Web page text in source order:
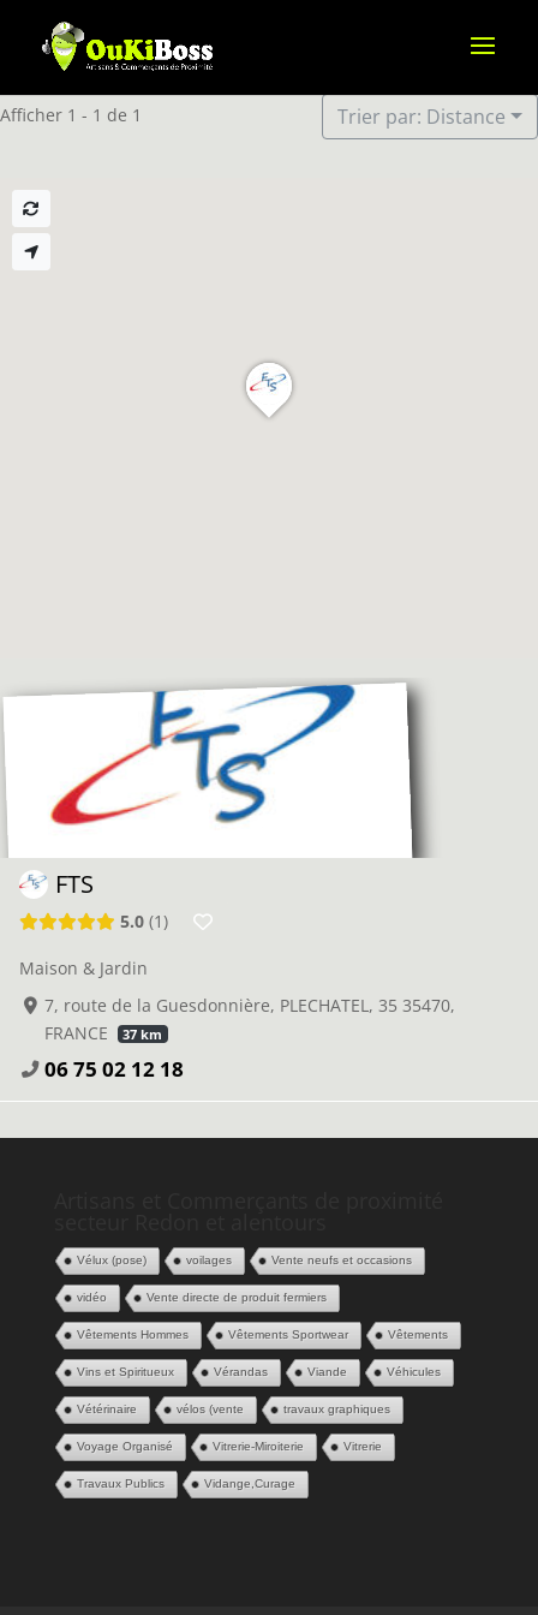
Afficher 1 - 1 de 1 Trier par: Distance
FTS
5.0 1
Maison & Jardin
7, route de la Guesdonnière, PLECHATEL, 35 35470,
FRANCE
37 km
06 75 02 12 18
Vélux (pose) voilages Vente neufs et occasions
vidéo Vente directe de produit fermiers
Vêtements Hommes Vêtements Sportwear Vêtements
Vins et Spiritueux Vérandas Viande Véhicules
Vétérinaire vélos (vente travaux graphiques
Voyage Organisé Vitrerie-Miroiterie Vitrerie
Travaux Publics Vidange,Curage